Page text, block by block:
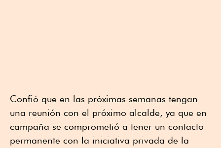
Confió que en las próximas semanas tengan
una reunión con el próximo alcalde, ya que en
campaña se comprometió a tener un contacto
permanente con la iniciativa privada de la